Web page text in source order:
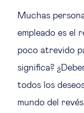
Muchas
empleado es el
poco atrevido
significa?
todos los
mundo del